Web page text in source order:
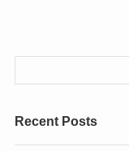
Recent Posts